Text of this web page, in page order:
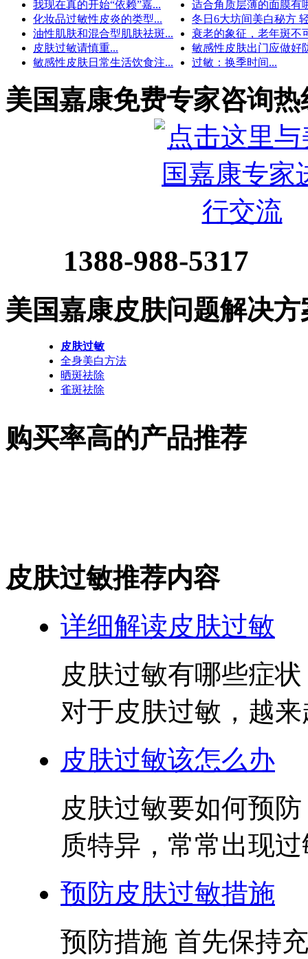
我现在真的开始“依赖”嘉...
适合角质层薄的面膜有
化妆品过敏性皮炎的类型...
冬日6大坊间美白秘方
油性肌肤和混合型肌肤祛斑...
衰老的象征，老年斑不
皮肤过敏请慎重...
敏感性皮肤出门应做好
敏感性皮肤日常生活饮食注...
过敏：换季时间...
美国嘉康免费专家咨询热
1388-988-5317
美国嘉康皮肤问题解决方
皮肤过敏
全身美白方法
晒斑祛除
雀斑祛除
购买率高的产品推荐
皮肤过敏推荐内容
详细解读皮肤过敏
皮肤过敏有哪些症
对于皮肤过敏，越
皮肤过敏该怎么办
皮肤过敏要如何预
质特异，常常出现
预防皮肤过敏措施
预防措施 首先保持